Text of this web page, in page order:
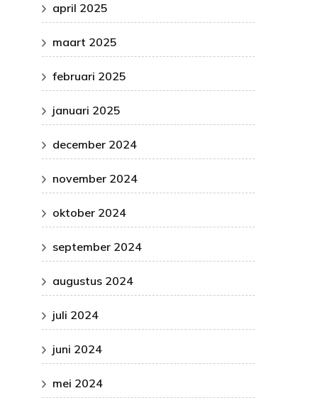
april 2025
maart 2025
februari 2025
januari 2025
december 2024
november 2024
oktober 2024
september 2024
augustus 2024
juli 2024
juni 2024
mei 2024